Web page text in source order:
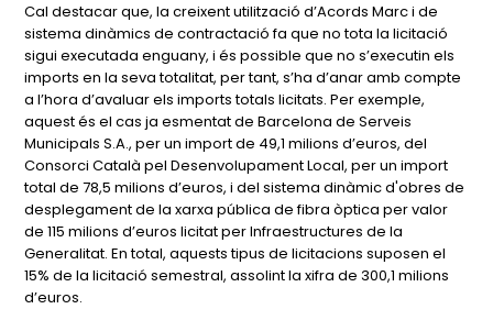
Cal destacar que, la creixent utilització d’Acords Marc i de
sistema dinàmics de contractació fa que no tota la licitació
sigui executada enguany, i és possible que no s’executin els
imports en la seva totalitat, per tant, s’ha d’anar amb compte
a l’hora d’avaluar els imports totals licitats. Per exemple,
aquest és el cas ja esmentat de Barcelona de Serveis
Municipals S.A., per un import de 49,1 milions d’euros, del
Consorci Català pel Desenvolupament Local, per un import
total de 78,5 milions d’euros, i del sistema dinàmic d'obres de
desplegament de la xarxa pública de fibra òptica per valor
de 115 milions d’euros licitat per Infraestructures de la
Generalitat. En total, aquests tipus de licitacions suposen el
15% de la licitació semestral, assolint la xifra de 300,1 milions
d’euros.